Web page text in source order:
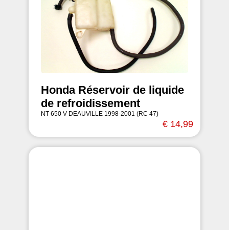
Honda Réservoir de liquide
de refroidissement
NT 650 V DEAUVILLE 1998-2001 (RC 47)
€ 14,99